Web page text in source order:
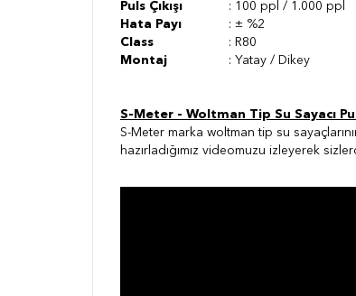
Puls Çıkışı
: 100 ppl / 1.000 ppl
Hata Payı
: ± %2
Class
: R80
Montaj
: Yatay / Dikey
S-Meter - Woltman Tip Su Sayacı
S-Meter marka woltman tip su
hazırladığımız videomuzu izleyerek